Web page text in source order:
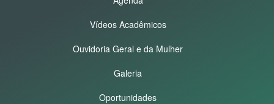
Vídeos Acadêmicos
Ouvidoria Geral e da Mulher
Galeria
Oportunidades